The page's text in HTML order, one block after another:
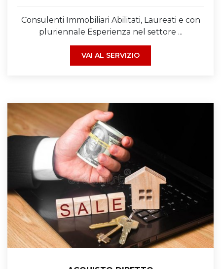
Consulenti Immobiliari Abilitati, Laureati e con
pluriennale Esperienza nel settore ...
VAI AL SERVIZIO